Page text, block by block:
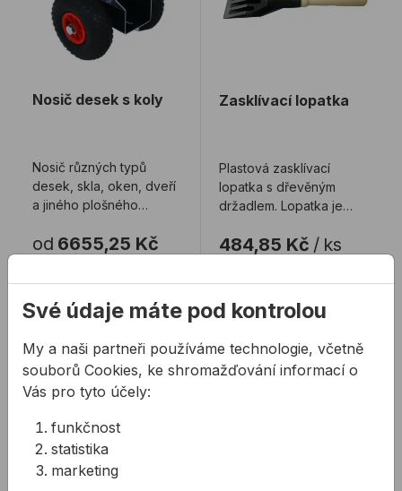
Nosič desek s koly
Nosič různých typů
desek, skla, oken, dveří
a jiného plošného
od 6655,25 Kč
Na skladě
Zasklívací lopatka
Plastová zasklívací
lopatka s dřevěným
držadlem. Lopatka je
výrobách u PVC, ...
484,85 Kč / ks
Na skladě
Multifunkční špachtle Nosné a vymezovací
Své údaje máte pod kontrolou
My a naši partneři používáme technologie, včetně
souborů Cookies, ke shromažďování informací o
Vás pro tyto účely:
funkčnost
statistika
marketing